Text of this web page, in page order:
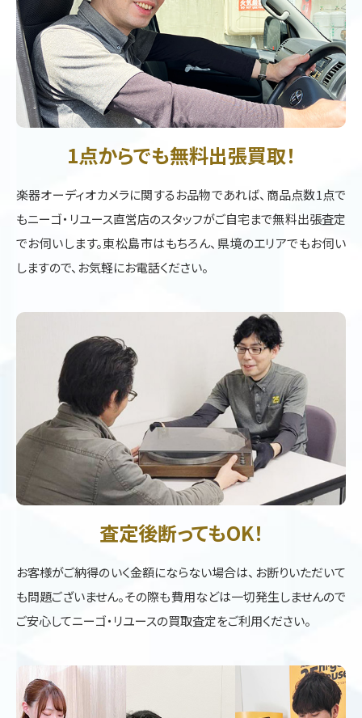
1点からでも無料出張買取！
楽器オーディオカメラに関するお品物であれば、商品点数1点で
もニーゴ・リユース直営店のスタッフがご自宅まで無料出張査定
でお伺いします。東松島市はもちろん、県境のエリアでもお伺い
しますので、お気軽にお電話ください。
査定後断ってもOK！
お客様がご納得のいく金額にならない場合は、お断りいただいて
も問題ございません。その際も費用などは一切発生しませんので
ご安心してニーゴ・リユースの買取査定をご利用ください。